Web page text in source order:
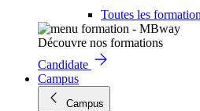
Toutes les
Découvre nos formations
Candidate
Campus
Campus